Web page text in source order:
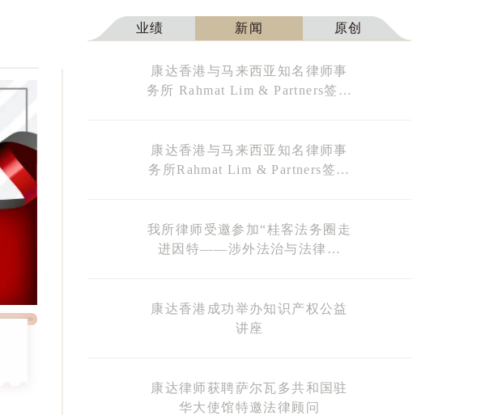
业绩 新闻 原创
康达香港与马来西亚知名律师事
务所 Rahmat Lim & Partners签署
康达香港与马来西亚知名律师事
务所Rahmat Lim & Partners签署
我所律师受邀参加“桂客法务圈走
进因特——涉外法治与法律服
康达香港成功举办知识产权公益
讲座
康达律师获聘萨尔瓦多共和国驻
华大使馆特邀法律顾问